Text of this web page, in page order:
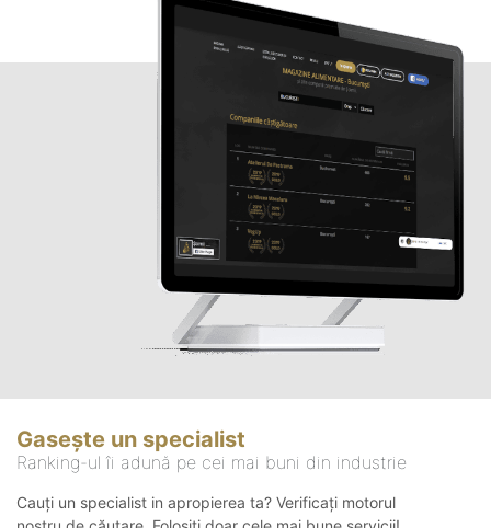
Gasește un specialist
Ranking-ul îi adună pe cei mai buni din industrie
Cauți un specialist in apropierea ta? Verificați motorul